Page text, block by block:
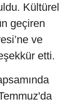
Kültürel
geçiren
ve
etti.